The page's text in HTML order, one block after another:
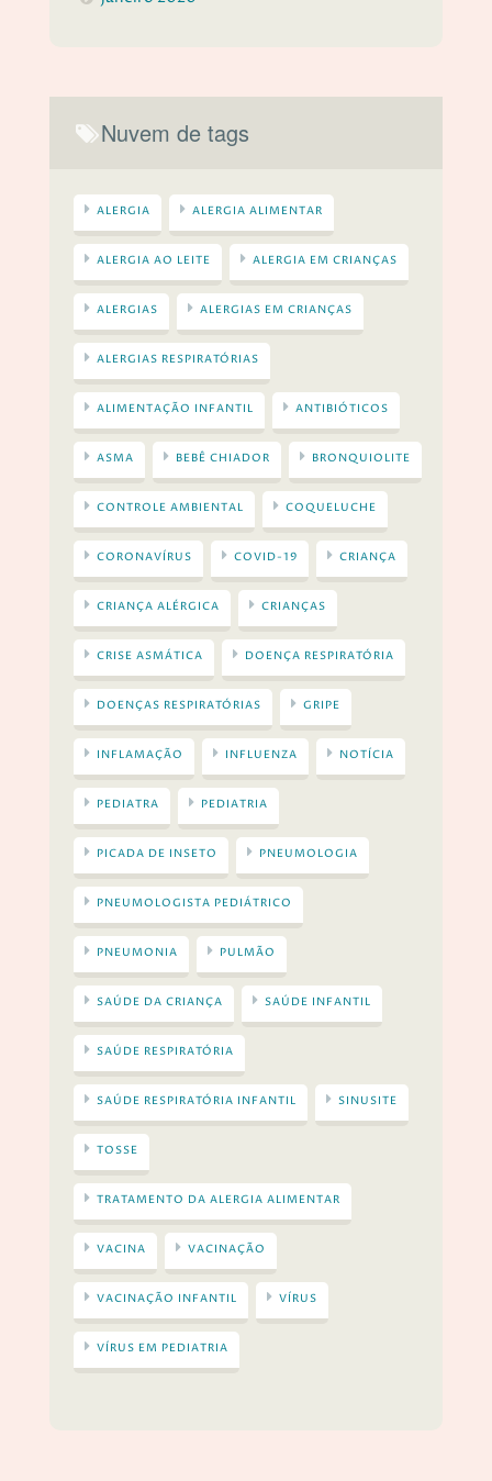
Nuvem de tags
ALERGIA ALERGIA ALIMENTAR
ALERGIA AO LEITE ALERGIA EM CRIANÇAS
ALERGIAS ALERGIAS EM CRIANÇAS
ALERGIAS RESPIRATÓRIAS
ALIMENTAÇÃO INFANTIL ANTIBIÓTICOS
ASMA BEBÊ CHIADOR BRONQUIOLITE
CONTROLE AMBIENTAL COQUELUCHE
CORONAVÍRUS COVID-19 CRIANÇA
CRIANÇA ALÉRGICA CRIANÇAS
CRISE ASMÁTICA DOENÇA RESPIRATÓRIA
DOENÇAS RESPIRATÓRIAS GRIPE
INFLAMAÇÃO INFLUENZA NOTÍCIA
PEDIATRA PEDIATRIA
PICADA DE INSETO PNEUMOLOGIA
PNEUMOLOGISTA PEDIÁTRICO
PNEUMONIA PULMÃO
SAÚDE DA CRIANÇA SAÚDE INFANTIL
SAÚDE RESPIRATÓRIA
SAÚDE RESPIRATÓRIA INFANTIL SINUSITE
TOSSE
TRATAMENTO DA ALERGIA ALIMENTAR
VACINA VACINAÇÃO
VACINAÇÃO INFANTIL VÍRUS
VÍRUS EM PEDIATRIA